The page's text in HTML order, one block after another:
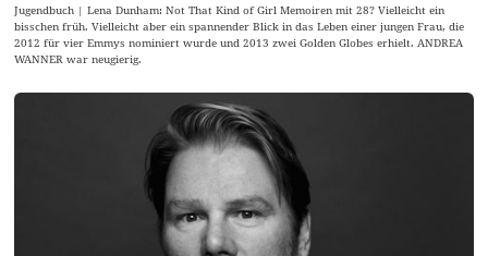
Jugendbuch | Lena Dunham: Not That Kind of Girl Memoiren mit 28? Vielleicht ein
bisschen früh. Vielleicht aber ein spannender Blick in das Leben einer jungen Frau, die
2012 für vier Emmys nominiert wurde und 2013 zwei Golden Globes erhielt. ANDREA
WANNER war neugierig.